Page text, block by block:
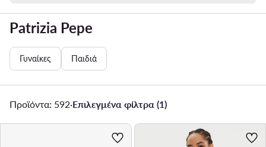
Patrizia Pepe
Γυναίκες Παιδιά
Προϊόντα: 592·Επιλεγμένα φίλτρα (1)